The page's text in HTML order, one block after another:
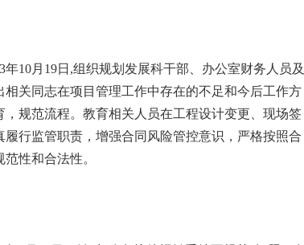
10月19日,组织规划发展科干部、办公室财务人员及
关同志在项目管理工作中存在的不足和今后工作方
，规范流程。教育相关人员在工程设计变更、现场签
行监管职责，增强合同风险管控意识，严格按照合
性和合法性。